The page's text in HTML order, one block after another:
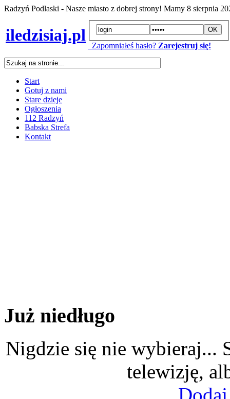
Radzyń Podlaski - Nasze miasto z dobrej strony! Mamy 8 sierpnia
iledzisiaj.pl
Zapomniałeś hasło? Zarejestruj się!
Start
Gotuj z nami
Stare dzieje
Ogłoszenia
112 Radzyń
Babska Strefa
Kontakt
Już niedługo
Nigdzie się nie wybieraj...
telewizję,